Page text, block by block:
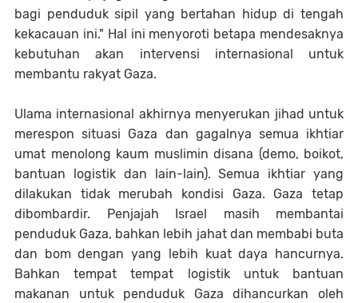
bagi penduduk sipil yang bertahan hidup di tengah
kekacauan ini." Hal ini menyoroti betapa mendesaknya
kebutuhan akan intervensi internasional untuk
membantu rakyat Gaza.
Ulama internasional akhirnya menyerukan jihad untuk
merespon situasi Gaza dan gagalnya semua ikhtiar
umat menolong kaum muslimin disana (demo, boikot,
bantuan logistik dan lain-lain). Semua ikhtiar yang
dilakukan tidak merubah kondisi Gaza. Gaza tetap
dibombardir. Penjajah Israel masih membantai
penduduk Gaza, bahkan lebih jahat dan membabi buta
dan bom dengan yang lebih kuat daya hancurnya.
Bahkan tempat tempat logistik untuk bantuan
makanan untuk penduduk Gaza dihancurkan oleh